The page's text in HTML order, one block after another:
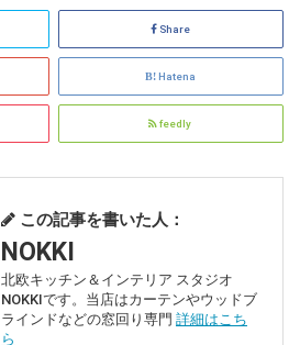
Share
Hatena
feedly
この記事を書いた人：
NOKKI
北欧キッチン＆インテリア スタジオ
NOKKIです。当店はカーテンやウッドブ
ラインドなどの窓回り専門 詳細はこち
ら